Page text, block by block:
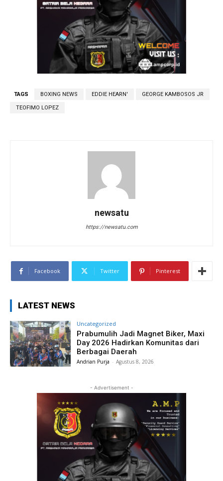
TAGS BOXING NEWS EDDIE HEARN' GEORGE KAMBOSOS JR
TEOFIMO LOPEZ
newsatu
https://newsatu.com
Facebook Twitter Pinterest
LATEST NEWS
Uncategorized
Prabumulih Jadi Magnet Biker, Maxi
Day 2026 Hadirkan Komunitas dari
Berbagai Daerah
Andrian Purja - Agustus 8, 2026
- Advertisement -